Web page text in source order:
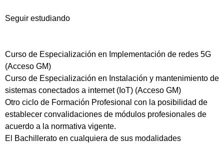
Seguir estudiando
Curso de Especialización en Implementación de redes 5G
(Acceso GM)
Curso de Especialización en Instalación y mantenimiento de
sistemas conectados a internet (IoT) (Acceso GM)
Otro ciclo de Formación Profesional con la posibilidad de
establecer convalidaciones de módulos profesionales de
acuerdo a la normativa vigente.
El Bachillerato en cualquiera de sus modalidades